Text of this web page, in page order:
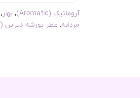
آروماتیک (Aromatic) , بهار ,
مردانه, عطر پورشه دیزاین (Porsche Design)